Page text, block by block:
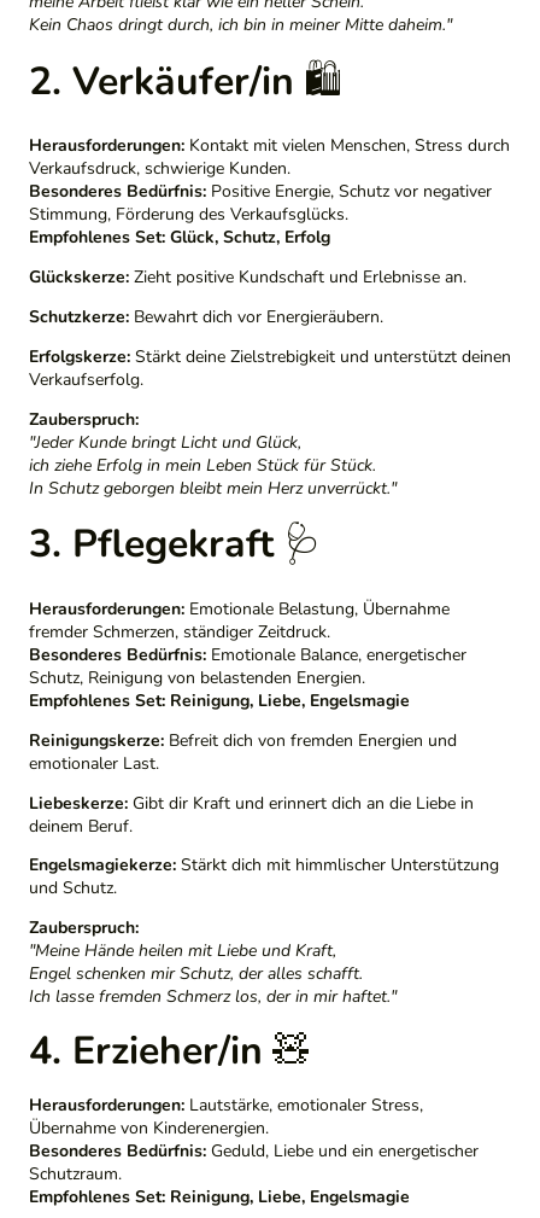
Kein Chaos dringt durch, ich bin in meiner Mitte daheim."
2. Verkäufer/in 🛍️
Herausforderungen: Kontakt mit vielen Menschen, Stress durch
Verkaufsdruck, schwierige Kunden.
Besonderes Bedürfnis: Positive Energie, Schutz vor negativer
Stimmung, Förderung des Verkaufsglücks.
Empfohlenes Set: Glück, Schutz, Erfolg
Glückskerze: Zieht positive Kundschaft und Erlebnisse an.
Schutzkerze: Bewahrt dich vor Energieräubern.
Erfolgskerze: Stärkt deine Zielstrebigkeit und unterstützt deinen
Verkaufserfolg.
Zauberspruch:
"Jeder Kunde bringt Licht und Glück,
ich ziehe Erfolg in mein Leben Stück für Stück.
In Schutz geborgen bleibt mein Herz unverrückt."
3. Pflegekraft🩺
Herausforderungen: Emotionale Belastung, Übernahme
fremder Schmerzen, ständiger Zeitdruck.
Besonderes Bedürfnis: Emotionale Balance, energetischer
Schutz, Reinigung von belastenden Energien.
Empfohlenes Set: Reinigung, Liebe, Engelsmagie
Reinigungskerze: Befreit dich von fremden Energien und
emotionaler Last.
Liebeskerze: Gibt dir Kraft und erinnert dich an die Liebe in
deinem Beruf.
Engelsmagiekerze: Stärkt dich mit himmlischer Unterstützung
und Schutz.
Zauberspruch:
"Meine Hände heilen mit Liebe und Kraft,
Engel schenken mir Schutz, der alles schafft.
Ich lasse fremden Schmerz los, der in mir haftet."
4. Erzieher/in 🧸
Herausforderungen: Lautstärke, emotionaler Stress,
Übernahme von Kinderenergien.
Besonderes Bedürfnis: Geduld, Liebe und ein energetischer
Schutzraum.
Empfohlenes Set: Reinigung, Liebe, Engelsmagie